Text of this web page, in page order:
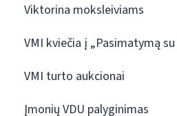
Viktorina moksleiviams
VMI kviečia į „Pasimatymą
VMI turto aukcionai
Įmonių VDU palyginimas